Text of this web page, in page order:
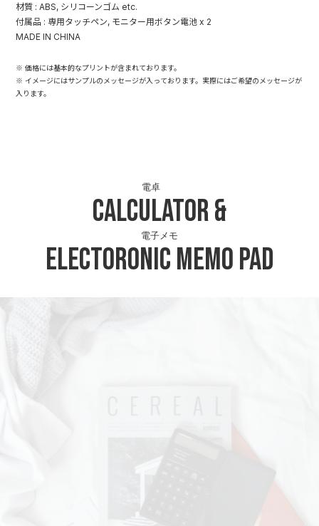
材質 : ABS, シリコーンゴム etc.
付属品 : 専用タッチペン, モニター用ボタン電池 x 2
MADE IN CHINA
※ 価格には基本的なプリントが含まれております。
※ イメージにはサンプルのメッセージが入っております。実際にはご希望のメッセージが
入ります。
Calculator
電卓
Electoronic Memo Pad
電子メモ